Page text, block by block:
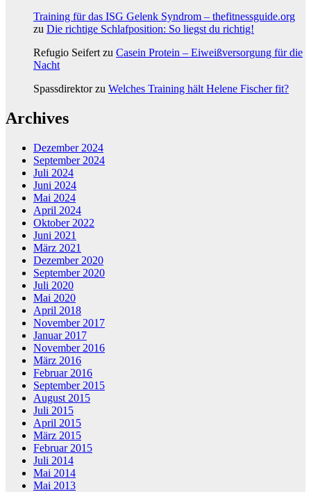
Training für das ISG Gelenk Syndrom – thefitnessguide.org
zu Die richtige Schlafposition: So liegst du richtig!
Refugio Seifert zu Casein Protein – Eiweißversorgung für die
Nacht
Spassdirektorzu Welches Training hält Helene Fischer fit?
Archives
Dezember 2024
September 2024
Juli 2024
Juni 2024
Mai 2024
April 2024
Oktober 2022
Juni 2021
März 2021
Dezember 2020
September 2020
Juli 2020
Mai 2020
April 2018
November 2017
Januar 2017
November 2016
März 2016
Februar 2016
September 2015
August 2015
Juli 2015
April 2015
März 2015
Februar 2015
Juli 2014
Mai 2014
Mai 2013